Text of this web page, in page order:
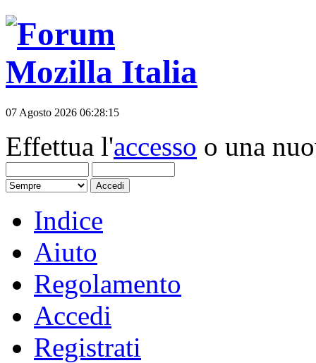
07 Agosto 2026 06:28:15
Effettua l'accesso o una
Indice
Aiuto
Regolamento
Accedi
Registrati